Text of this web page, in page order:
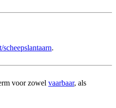
.
voor zowel vaarbaar, als